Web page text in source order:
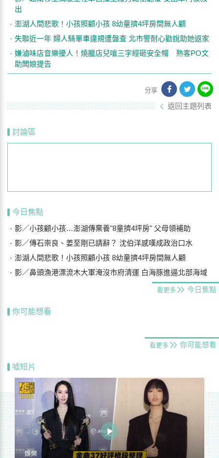
出
澎湖人間悲歌！小孩照顧小孩 8幼童擠4坪房間無人顧
失聯近一年 婦人騎單車違規遭盤查 北市警耐心勸說助她返家
嫌滷味店音樂擾人！燒臘店兒嗆三字經砸安全帽 熟客PO文
助闆娘提告
分享
返回主題列表
討論區
今日焦點
影／小孩顧小孩…澎湖傳棄養"8童擠4坪房" 父母領補助
影／傳石崇良、姜至剛已請辭？ 沈伯洋感嘆成政治口水
澎湖人間悲歌！小孩照顧小孩 8幼童擠4坪房間無人顧
影／鼻頭漁港漂流木大軍淹沒市府清運 白海豚進逼北部海域
看更多 今日焦點
你可能想看
看更多 你可能想看
噓短片
娛樂